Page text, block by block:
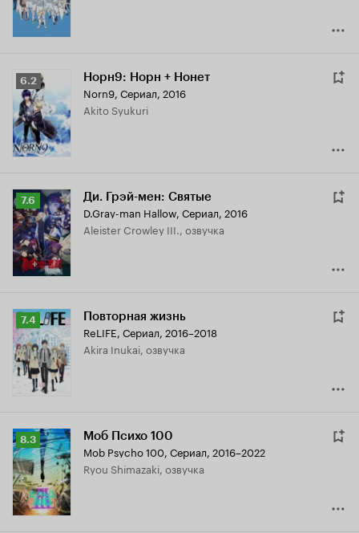
Рейтинг
Кинопоиска
6.2
6.2 Норн9: Норн + Нонет
Norn9, Сериал, 2016
Akito Syukuri
Рейтинг
Кинопоиска
7.6
7.6 Ди. Грэй-мен: Святые
D.Gray-man Hallow, Сериал, 2016
Aleister Crowley III., озвучка
Рейтинг
Кинопоиска
7.4
7.4 Повторная жизнь
ReLIFE, Сериал, 2016–2018
Akira Inukai, озвучка
Рейтинг
Кинопоиска
8.3
8.3 Моб Психо 100
Mob Psycho 100, Сериал, 2016–2022
Ryou Shimazaki, озвучка